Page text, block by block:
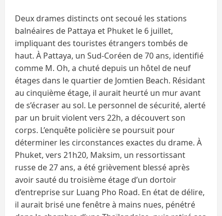
Deux drames distincts ont secoué les stations
balnéaires de Pattaya et Phuket le 6 juillet,
impliquant des touristes étrangers tombés de
haut. À Pattaya, un Sud-Coréen de 70 ans, identifié
comme M. Oh, a chuté depuis un hôtel de neuf
étages dans le quartier de Jomtien Beach. Résidant
au cinquième étage, il aurait heurté un mur avant
de s’écraser au sol. Le personnel de sécurité, alerté
par un bruit violent vers 22h, a découvert son
corps. L’enquête policière se poursuit pour
déterminer les circonstances exactes du drame. À
Phuket, vers 21h20, Maksim, un ressortissant
russe de 27 ans, a été grièvement blessé après
avoir sauté du troisième étage d’un dortoir
d’entreprise sur Luang Pho Road. En état de délire,
il aurait brisé une fenêtre à mains nues, pénétré